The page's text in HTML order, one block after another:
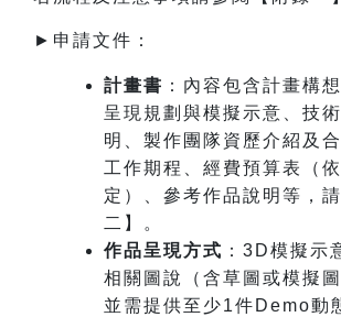
►申請文件：
計畫書 ：內容包含計畫構
呈現規劃與模擬示意、技
明、製作團隊資歷介紹及
工作期程、經費預算表（
定）、參考作品說明等，
二】。
作品呈現方式 ：3D模擬示
相關圖說（含草圖或模擬
並需提供至少1件Demo動